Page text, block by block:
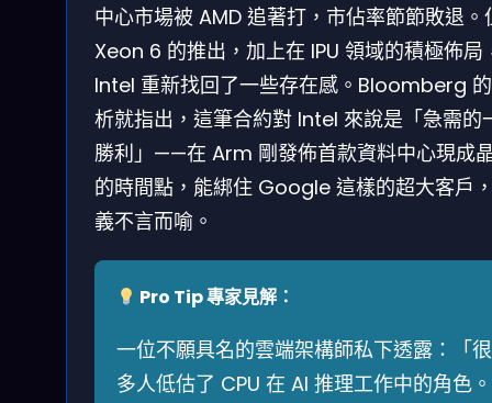
中心市場被 AMD 追著打，市佔率節節敗退。
Xeon 6 的推出，加上在 IPU 領域的積極佈局
Intel 重新找回了一些存在感。Bloomberg
析就指出，這筆合約對 Intel 來說是「急需的
勝利」——在 Arm 剛發佈首款資料中心現成
的時間點，能綁住 Google 這樣的超大客戶
義不言而喻。
Pro Tip 專家見解：
一位不願具名的雲端架構師私下透露：「很
多人低估了 CPU 在 AI 推理工作中的角色。